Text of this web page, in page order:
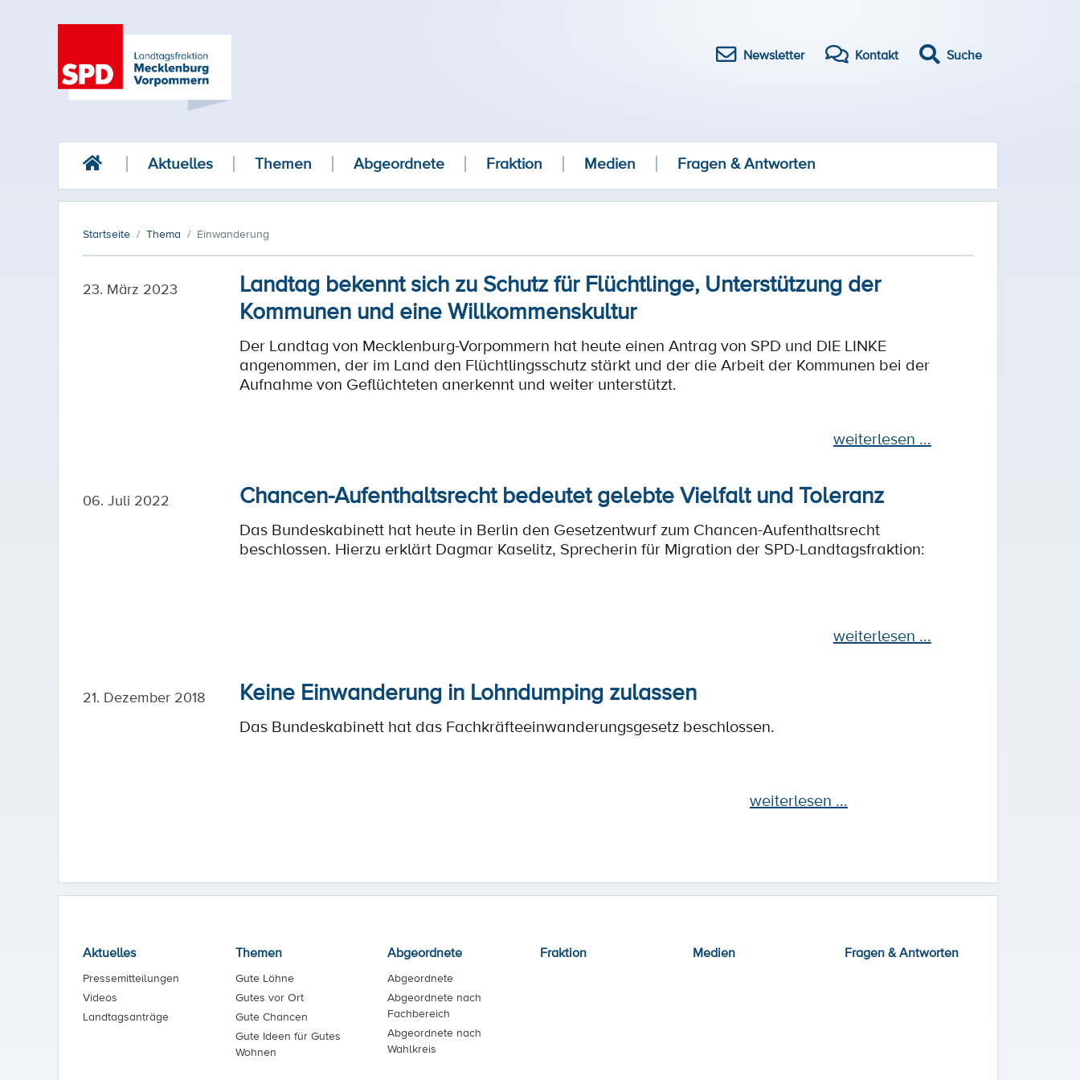
Newsletter Kontakt Suche
Aktuelles Themen Abgeordnete Fraktion Medien Fragen & Antworten
Startseite Thema Einwanderung
23. März 2023
Landtag bekennt sich zu Schutz für Flüchtlinge, Unterstützung der
Kommunen und eine Willkommenskultur
Der Landtag von Mecklenburg-Vorpommern hat heute einen Antrag von SPD und DIE LINKE
angenommen, der im Land den Flüchtlingsschutz stärkt und der die Arbeit der Kommunen bei der
Aufnahme von Geflüchteten anerkennt und weiter unterstützt.
weiterlesen ...
06. Juli 2022 Chancen-Aufenthaltsrecht bedeutet gelebte Vielfalt und Toleranz
Das Bundeskabinett hat heute in Berlin den Gesetzentwurf zum Chancen-Aufenthaltsrecht
beschlossen. Hierzu erklärt Dagmar Kaselitz, Sprecherin für Migration der SPD-Landtagsfraktion:
weiterlesen ...
21. Dezember 2018 Keine Einwanderung in Lohndumping zulassen
Das Bundeskabinett hat das Fachkräfteeinwanderungsgesetz beschlossen.
weiterlesen ...
Aktuelles
Pressemitteilungen
Videos
Landtagsanträge
Themen
Gute Löhne
Gutes vor Ort
Gute Chancen
Gute Ideen für Gutes
Wohnen
Abgeordnete
Abgeordnete
Abgeordnete nach
Fachbereich
Abgeordnete nach
Wahlkreis
Fraktion Medien Fragen & Antworten